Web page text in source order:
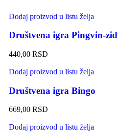
Dodaj proizvod u listu želja
Društvena igra Pingvin-zid
440,00 RSD
Dodaj proizvod u listu želja
Društvena igra Bingo
669,00 RSD
Dodaj proizvod u listu želja